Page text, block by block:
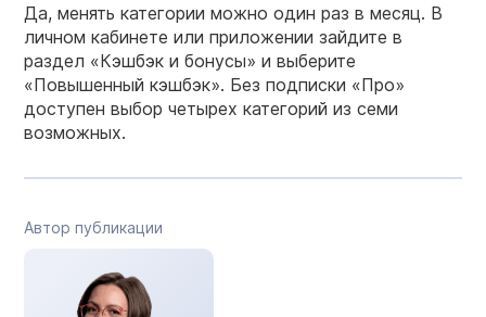
Да, менять категории можно один раз в месяц. В
личном кабинете или приложении зайдите в
раздел «Кэшбэк и бонусы» и выберите
«Повышенный кэшбэк». Без подписки «Про»
доступен выбор четырех категорий из семи
возможных.
Автор публикации